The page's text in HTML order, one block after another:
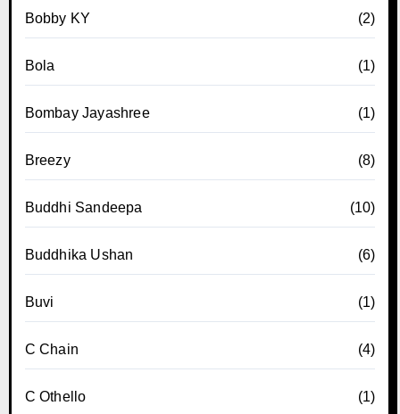
Bobby KY (2)
Bola (1)
Bombay Jayashree (1)
Breezy (8)
Buddhi Sandeepa (10)
Buddhika Ushan (6)
Buvi (1)
C Chain (4)
C Othello (1)